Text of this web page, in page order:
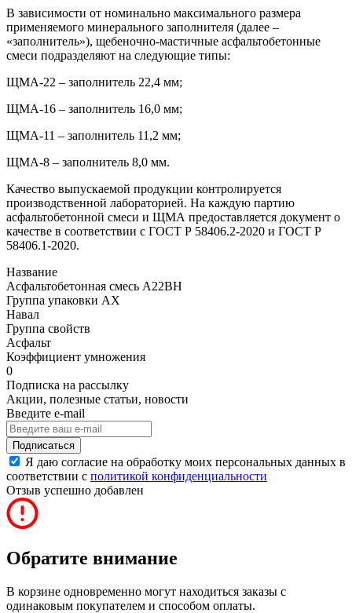
В зависимости от номинально максимального размера
применяемого минерального заполнителя (далее –
«заполнитель»), щебеночно-мастичные асфальтобетонные
смеси подразделяют на следующие типы:
ЩМА-22 – заполнитель 22,4 мм;
ЩМА-16 – заполнитель 16,0 мм;
ЩМА-11 – заполнитель 11,2 мм;
ЩМА-8 – заполнитель 8,0 мм.
Качество выпускаемой продукции контролируется
производственной лабораторией. На каждую партию
асфальтобетонной смеси и ЩМА предоставляется документ о
качестве в соответствии с ГОСТ Р 58406.2-2020 и ГОСТ Р
58406.1-2020.
Название
Асфальтобетонная смесь А22ВН
Группа упаковки AX
Навал
Группа свойств
Асфальт
Коэффициент умножения
0
Подписка на рассылку
Акции, полезные статьи, новости
Введите e-mail
Подписаться
Я даю согласие на обработку моих персональных данных в
соответствии с политикой конфиденциальности
Отзыв успешно добавлен
Обратите внимание
В корзине одновременно могут находиться заказы с
одинаковым покупателем и способом оплаты.